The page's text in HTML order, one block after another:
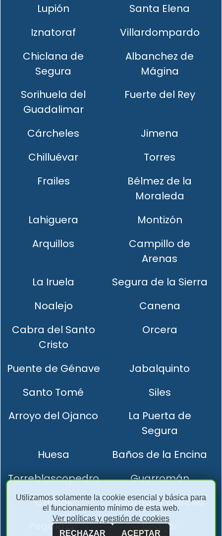
Lupión
Santa Elena
Iznatoraf
Villardompardo
Chiclana de
Segura
Albanchez de
Mágina
Sorihuela del
Guadalimar
Fuerte del Rey
Cárcheles
Jimena
Chilluévar
Torres
Frailes
Bélmez de la
Moraleda
Lahiguera
Montizón
Arquillos
Campillo de
Arenas
La Iruela
Segura de la Sierra
Noalejo
Canena
Cabra del Santo
Cristo
Orcera
Puente de Génave
Jabalquinto
Santo Tomé
Siles
Arroyo del Ojanco
La Puerta de
Segura
Huesa
Baños de la Encina
Torreblascopedro
Guarromán
Cambil
Bedmar y Garcíez
Pegalajar
Begíjar
Utilizamos solamente la cookie esencial y básica para
el funcionamiento mínimo de esta web.
Ver políticas y gestión de cookies
RECHAZAR
ACEPTAR